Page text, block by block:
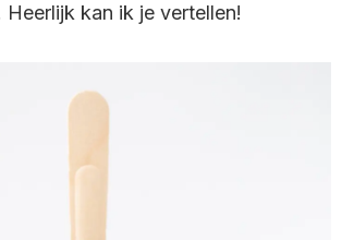
kan ik je vertellen!